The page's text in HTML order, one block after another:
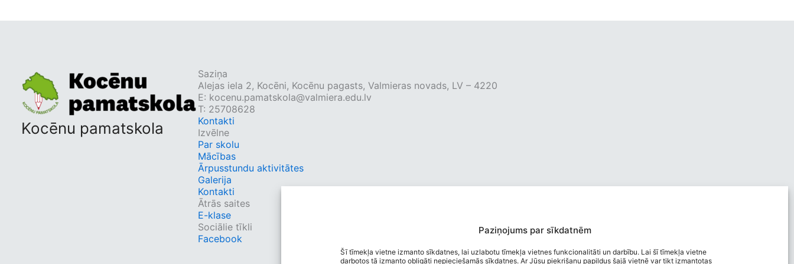
Paziņojums par sīkdatnēm
Šī tīmekļa vietne izmanto sīkdatnes, lai uzlabotu tīmekļa vietnes funkcionalitāti un darbību. Lai šī tīmekļa vietne
darbotos tā izmanto obligāti nepieciešamās sīkdatnes. Ar Jūsu piekrišanu papildus šajā vietnē var tikt izmantotas
Kocēnu pamatskola
Saziņa
Alejas iela 2, Kocēni, Kocēnu pagasts, Valmieras novads, LV – 4220
E: kocenu.pamatskola@valmiera.edu.lv
T: 25708628
Kontakti
Izvēlne
Par skolu
Mācības
Ārpusstundu aktivitātes
Galerija
Kontakti
Ātrās saites
E-klase
Sociālie tīkli
Facebook